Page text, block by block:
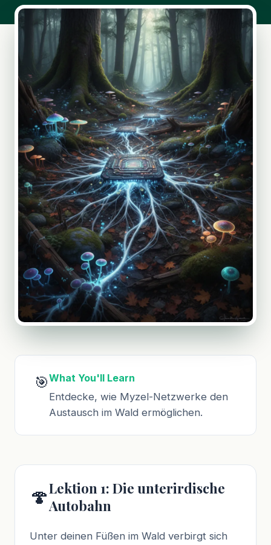
🎯What You'll Learn
Entdecke, wie Myzel-Netzwerke den
Austausch im Wald ermöglichen.
🍄Lektion 1: Die unterirdische
Autobahn
Unter deinen Füßen im Wald verbirgt sich